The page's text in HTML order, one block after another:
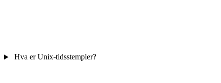
Hva er Unix-tidsstempler?